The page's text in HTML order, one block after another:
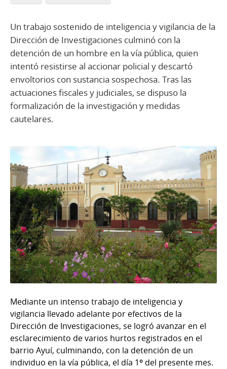
Un trabajo sostenido de inteligencia y vigilancia de la
Dirección de Investigaciones culminó con la
detención de un hombre en la vía pública, quien
intentó resistirse al accionar policial y descartó
envoltorios con sustancia sospechosa. Tras las
actuaciones fiscales y judiciales, se dispuso la
formalización de la investigación y medidas
cautelares.
Mediante un intenso trabajo de inteligencia y
vigilancia llevado adelante por efectivos de la
Dirección de Investigaciones, se logró avanzar en el
esclarecimiento de varios hurtos registrados en el
barrio Ayuí, culminando, con la detención de un
individuo en la vía pública, el día 1º del presente mes.